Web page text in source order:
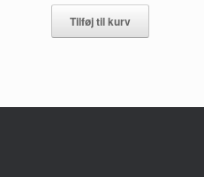
Tilføj til kurv